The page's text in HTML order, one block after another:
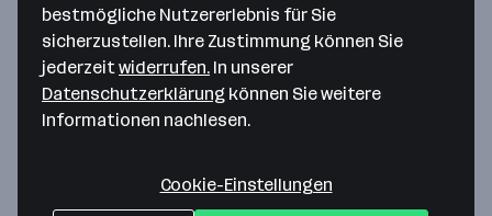
Bitte stimme unseren Cookie-
Richtlinien zu, um diese Karte
anzuzeigen.
bestmögliche Nutzererlebnis für Sie
sicherzustellen. Ihre Zustimmung können Sie
jederzeitwiderrufen. In unserer
Datenschutzerklärung können Sie weitere
Informationen nachlesen.
Cookie-Einstellungen